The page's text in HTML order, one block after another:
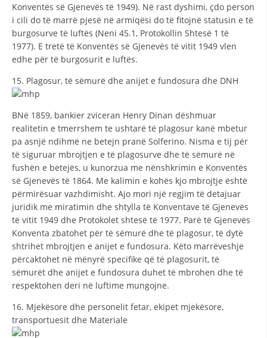
Konventës së Gjenevës të 1949). Në rast dyshimi, çdo person
i cili do të marrë pjesë në armiqësi do të fitojnë statusin e të
burgosurve të luftës (Neni 45.1, Protokollin Shtesë 1 të
1977). E tretë të Konventës së Gjenevës të vitit 1949 vlen
edhe për të burgosurit e luftës.
15. Plagosur, të sëmurë dhe anijet e fundosura dhe DNH
ВNë 1859, bankier zviceran Henry Dinan dëshmuar
realitetin e tmerrshem te ushtarë të plagosur kanë mbetur
pa asnjë ndihmë ne betejn pranë Solferino. Nisma e tij për
të siguruar mbrojtjen e të plagosurve dhe të sëmurë në
fushën e betejës, u kunorzua me nënshkrimin e Konventës
së Gjenevës të 1864. Me kalimin e kohës kjo mbrojtje është
përmirësuar vazhdimisht. Ajo mori një regjim të detajuar
juridik me miratimin dhe shtylla të Konventave të Gjenevës
të vitit 1949 dhe Protokolet shtesë të 1977. Parë të Gjenevës
Konventa zbatohet për të sëmurë dhe të plagosur, të dytë
shtrihet mbrojtjen e anijet e fundosura. Këto marrëveshje
përcaktohet në mënyrë specifike që të plagosurit, të
sëmurët dhe anijet e fundosura duhet të mbrohen dhe të
respektohen deri në luftime mungojne.
16. Mjekësore dhe personelit fetar, ekipet mjekësore,
transportuesit dhe Materiale